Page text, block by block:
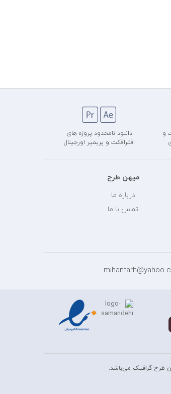
و
دانلود نامحدود پروژه های
افترافکت و پریمیر اورجینال
میهن طرح
درباره ما
تماس با ما
طرح گرافیک می‌باشد.